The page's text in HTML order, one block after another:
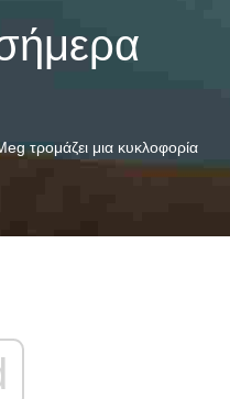
τρομάζει μια κυκλοφορία